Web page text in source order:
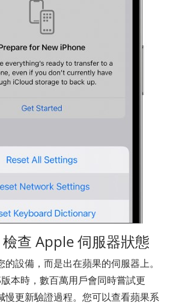
查 Apple 伺服器狀態
設備，而是出在蘋果的伺服器上。
本時，數百萬用戶會同時嘗試更
慢更新驗證過程。您可以查看蘋果系